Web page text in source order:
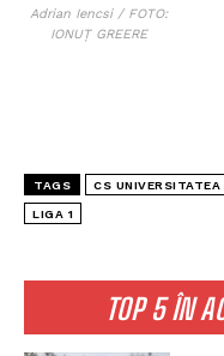
TOP 5 ÎN
Adrian Iencsi / FOTO:
IONUȚ GREERE
TAGS CS UNIVERSITATEA
LIGA 1